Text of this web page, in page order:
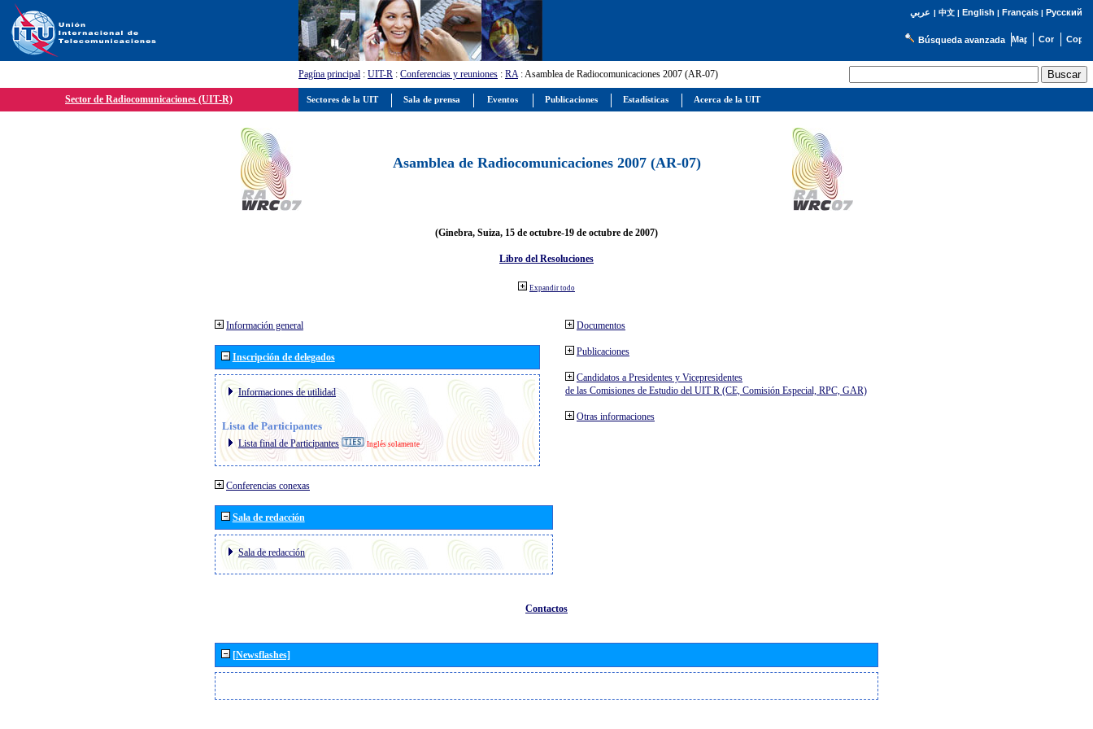
عربي | 中文| English | Français| Русский
Búsqueda avanzada
Pagína principal : UIT-R : Conferencias y reuniones : RA: Asamblea de Radiocomunicaciones 2007 (AR-07)
Sector de Radiocomunicaciones (UIT-R)
Asamblea de Radiocomunicaciones 2007 (AR-07)
(Ginebra, Suiza, 15 de octubre-19 de octubre de 2007)
Libro del Resoluciones
Expandir todo
Información general
Inscripción de delegados
Informaciones de utilidad
Lista de Participantes
Lista final de Participantes Inglés solamente
Conferencias conexas
Sala de redacción
Sala de redacción
Documentos
Publicaciones
Candidatos a Presidentes y Vicepresidentes
de las Comisiones de Estudio del UIT R (CE, Comisión Especial, RPC, GAR)
Otras informaciones
Contactos
[Newsflashes]
Sectores de la UIT Sala de prensa Eventos Publicaciones Estadísticas Acerca de la UIT